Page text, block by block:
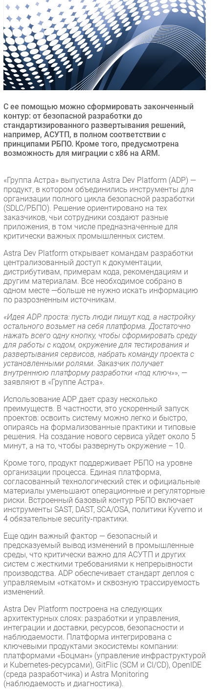
Outsourcing
Кадры
Регулирование
Финансы
Web
Безопасность
Инновации
CIO/Управление ИТ
Гаджеты
Здоровье
РАЗДЕЛЫ
Новости
Аналитика
Интервью
Мероприятия
Проекты
IT класс
Тестовый стенд
Каталог компаний
С ее помощью можно сформировать законченный
контур: от безопасной разработки до
стандартизированного развертывания решений,
например, АСУТП, в полном соответствии с
принципами РБПО. Кроме того, предусмотрена
возможность для миграции с х86 на ARM.
«Группа Астра» выпустила Astra Dev Platform (ADP) —
продукт, в котором объединились инструменты для
организации полного цикла безопасной разработки
(SDLC/РБПО). Решение ориентировано на тех
заказчиков, чьи сотрудники создают разные
приложения, в том числе предназначенные для
критически важных промышленных систем.
Astra Dev Platform открывает командам разработки
централизованный доступ к документации,
дистрибутивам, примерам кода, рекомендациям и
другим материалам. Все необходимое собрано в
одном месте —больше не нужно искать информацию
по разрозненным источникам.
«Идея ADP проста: пусть люди пишут код, а настройку
остального возьмет на себя платформа. Достаточно
нажать всего одну кнопку, чтобы сформировать среду
для работы с кодом, окружение для тестирования и
развертывания сервисов, набрать команду проекта с
установленными ролями. Заказчик получает
внутреннюю платформу разработки «под ключ»», —
заявляют в «Группе Астра».
Использование ADP дает сразу несколько
преимуществ. В частности, это ускоренный запуск
проектов: освоить систему можно легко и быстро,
опираясь на формализованные практики и типовые
решения. На создание нового сервиса уйдет около 5
минут, а на то, чтобы развернуть окружение – 10.
Кроме того, продукт поддерживает РБПО на уровне
организации процесса. Единая платформа,
согласованный технологический стек и официальные
материалы уменьшают операционные и регуляторные
риски. Встроенный базовый контур РБПО включает
инструменты SAST, DAST, SCA/OSA, политики Kyverno и
4 обязательные security-практики.
Еще один важный фактор — безопасный и
предсказуемый вывод изменений в промышленные
среды, что критически важно для АСУТП и других
систем с жесткими требованиями к непрерывности
производства. ADP обеспечивает стандарт деплоя с
управляемым «откатом» и сквозную трассируемость
изменений.
Astra Dev Platform построена на следующих
архитектурных слоях: разработки и управления,
интеграции и доставки, ресурсов, безопасности и
наблюдаемости. Платформа интегрирована с
ключевыми продуктами экосистемы компании:
платформами «Боцман» (управление инфраструктурой
и Kubernetes-ресурсами), GitFlic (SCM и CI/CD), OpenIDE
(среда разработчика) и Astra Monitoring
(наблюдаемость и диагностика).